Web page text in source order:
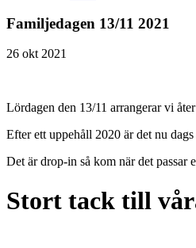
Familjedagen 13/11 2021
26 okt 2021
Lördagen den 13/11 arrangerar vi
Efter ett uppehåll 2020 är det nu
Det är drop-in så kom när det passar
Stort tack till